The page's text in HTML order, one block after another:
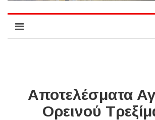
Αποτελέσματα
Ορεινού